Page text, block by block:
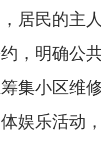
民的主人
，明确公
集小区维
娱乐活动